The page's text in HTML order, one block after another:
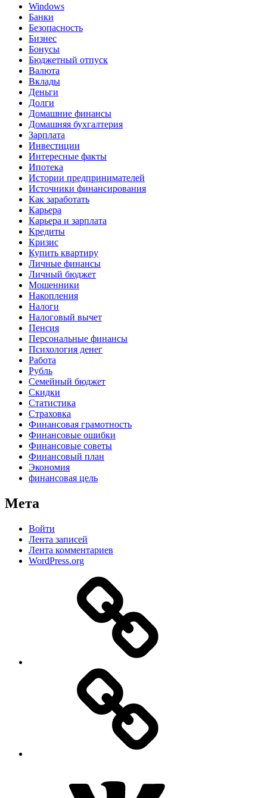
Windows
Банки
Безопасность
Бизнес
Бонусы
Бюджетный отпуск
Валюта
Вклады
Деньги
Долги
Домашние финансы
Домашняя бухгалтерия
Зарплата
Инвестиции
Интересные факты
Ипотека
Истории предпринимателей
Источники финансирования
Как заработать
Карьера
Карьера и зарплата
Кредиты
Кризис
Купить квартиру
Личные финансы
Личный бюджет
Мошенники
Накопления
Налоги
Налоговый вычет
Пенсия
Персональные финансы
Психология денег
Работа
Рубль
Семейный бюджет
Скидки
Статистика
Страховка
Финансовая грамотность
Финансовые ошибки
Финансовые советы
Финансовый план
Экономия
финансовая цель
Мета
Войти
Лента записей
Лента комментариев
WordPress.org